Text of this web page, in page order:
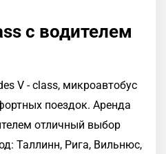
с водителем
V - сlass, микроавтобус
поездок. Аренда
отличный выбор
Таллинн, Рига, Вильнюс,